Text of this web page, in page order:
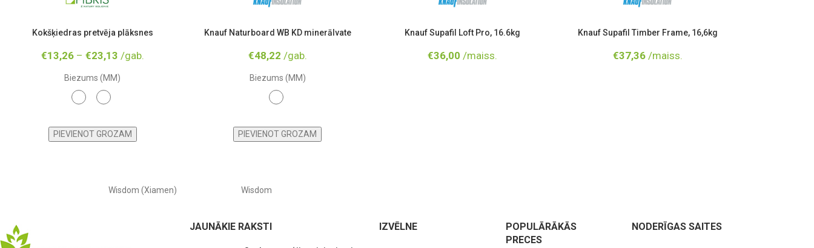
Kokšķiedras pretvēja plāksnes
€13,26– €23,13 /gab.
Biezums (MM)
PIEVIENOT GROZAM
Knauf Naturboard WB KD minerālvate
€48,22 /gab.
Biezums (MM)
PIEVIENOT GROZAM
Knauf Supafil Loft Pro, 16.6kg
€36,00 /maiss.
Knauf Supafil Timber Frame, 16,6kg
€37,36/maiss.
Wisdom (Xiamen) Wisdom
JAUNĀKIE RAKSTI IZVĒLNE
POPULĀRĀKĀS
PRECES
NODERĪGAS SAITES